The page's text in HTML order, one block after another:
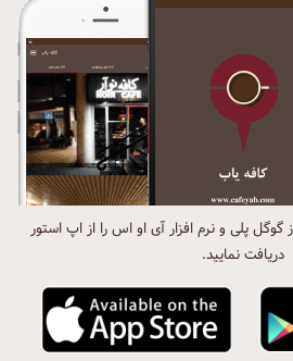
گوگل پلی و نرم افزار آی او اس را از اپ استور
دریافت نمایید.